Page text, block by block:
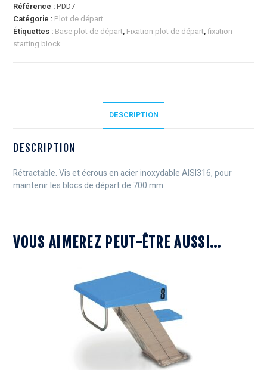
Référence :PDD7
Catégorie : Plot de départ
Étiquettes : Base plot de départ, Fixation plot de départ,fixation
starting block
DESCRIPTION
DESCRIPTION
Rétractable. Vis et écrous en acier inoxydable AISI316, pour
maintenir les blocs de départ de 700 mm.
VOUS AIMEREZ PEUT-ÊTRE AUSSI…